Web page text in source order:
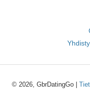
© 2026, GbrDatingGo |